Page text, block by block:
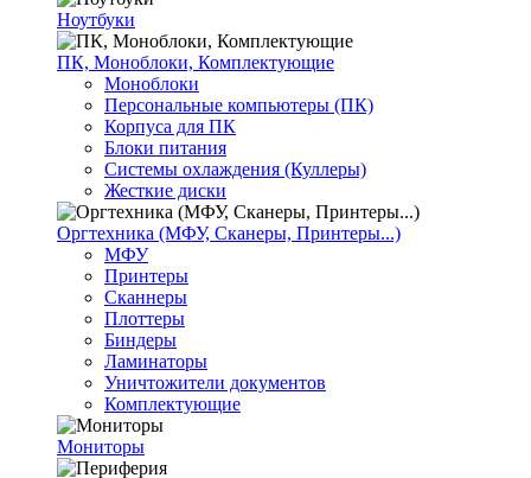
Ноутбуки
ПК, Моноблоки, Комплектующие
Моноблоки
Персональные компьютеры (ПК)
Корпуса для ПК
Блоки питания
Системы охлаждения (Куллеры)
Жесткие диски
Оргтехника (МФУ, Сканеры, Принтеры...)
МФУ
Принтеры
Сканнеры
Плоттеры
Биндеры
Ламинаторы
Уничтожители документов
Комплектующие
Мониторы